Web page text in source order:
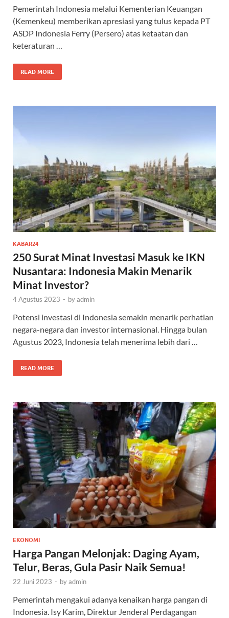
Pemerintah Indonesia melalui Kementerian Keuangan
(Kemenkeu) memberikan apresiasi yang tulus kepada PT
ASDP Indonesia Ferry (Persero) atas ketaatan dan
keteraturan …
READ MORE
KABAR24
250 Surat Minat Investasi Masuk ke IKN
Nusantara: Indonesia Makin Menarik
Minat Investor?
4 Agustus 2023 - byadmin
Potensi investasi di Indonesia semakin menarik perhatian
negara-negara dan investor internasional. Hingga bulan
Agustus 2023, Indonesia telah menerima lebih dari …
READ MORE
EKONOMI
Harga Pangan Melonjak: Daging Ayam,
Telur, Beras, Gula Pasir Naik Semua!
22 Juni 2023 - byadmin
Pemerintah mengakui adanya kenaikan harga pangan di
Indonesia. Isy Karim, Direktur Jenderal Perdagangan